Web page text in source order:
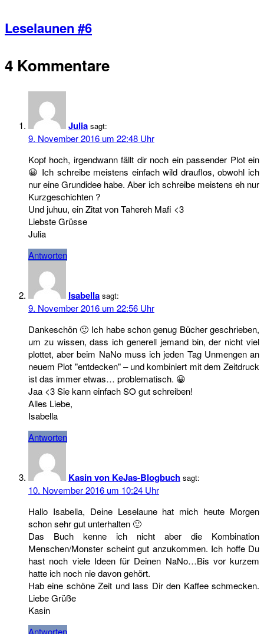
Leselaunen #6
4 Kommentare
Julia sagt:
9. November 2016 um 22:48 Uhr
Kopf hoch, irgendwann fällt dir noch ein passender Plot ein
😀 Ich schreibe meistens einfach wild drauflos, obwohl ich
nur eine Grundidee habe. Aber ich schreibe meistens eh nur
Kurzgeschichten ?
Und juhuu, ein Zitat von Tahereh Mafi <3
Liebste Grüsse
Julia
Antworten
Isabella sagt:
9. November 2016 um 22:56 Uhr
Dankeschön 🙂 Ich habe schon genug Bücher geschrieben,
um zu wissen, dass ich generell jemand bin, der nicht viel
plottet, aber beim NaNo muss ich jeden Tag Unmengen an
neuem Plot "entdecken" – und kombiniert mit dem Zeitdruck
ist das immer etwas… problematisch. 😀
Jaa <3 Sie kann einfach SO gut schreiben!
Alles Liebe,
Isabella
Antworten
Kasin von KeJas-Blogbuch sagt:
10. November 2016 um 10:24 Uhr
Hallo Isabella, Deine Leselaune hat mich heute Morgen
schon sehr gut unterhalten 🙂
Das Buch kenne ich nicht aber die Kombination
Menschen/Monster scheint gut anzukommen. Ich hoffe Du
hast noch viele Ideen für Deinen NaNo…Bis vor kurzem
hatte ich noch nie davon gehört.
Hab eine schöne Zeit und lass Dir den Kaffee schmecken.
Liebe Grüße
Kasin
Antworten